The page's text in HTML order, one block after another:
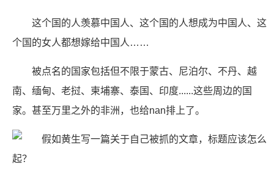
这个国的人羡慕中国人、这个国的人想成为中国人、这
个国的女人都想嫁给中国人……
被点名的国家包括但不限于蒙古、尼泊尔、不丹、越
南、缅甸、老挝、柬埔寨、泰国、印度......这些周边的国
家。甚至万里之外的非洲，也给nan排上了。